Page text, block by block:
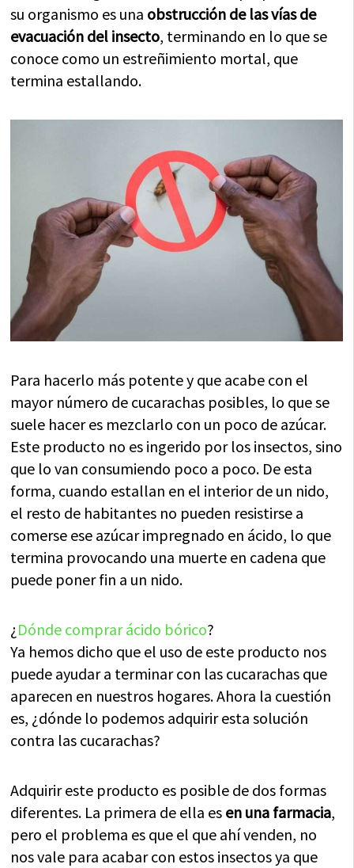
su organismo es una obstrucción de las vías de
evacuación del insecto, terminando en lo que se
conoce como un estreñimiento mortal, que
termina estallando.
Para hacerlo más potente y que acabe con el
mayor número de cucarachas posibles, lo que se
suele hacer es mezclarlo con un poco de azúcar.
Este producto no es ingerido por los insectos, sino
que lo van consumiendo poco a poco. De esta
forma, cuando estallan en el interior de un nido,
el resto de habitantes no pueden resistirse a
comerse ese azúcar impregnado en ácido, lo que
termina provocando una muerte en cadena que
puede poner fin a un nido.
¿ Dónde comprar ácido bórico?
Ya hemos dicho que el uso de este producto nos
puede ayudar a terminar con las cucarachas que
aparecen en nuestros hogares. Ahora la cuestión
es, ¿dónde lo podemos adquirir esta solución
contra las cucarachas?
Adquirir este producto es posible de dos formas
diferentes. La primera de ella es en una farmacia,
pero el problema es que el que ahí venden, no
nos vale para acabar con estos insectos ya que